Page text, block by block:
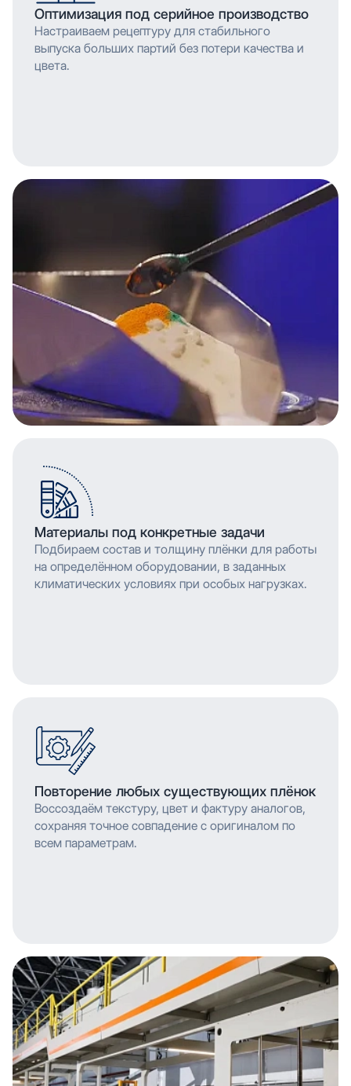
Оптимизация под серийное производство
Настраиваем рецептуру для стабильного
выпуска больших партий без потери качества и
цвета.
Материалы под конкретные задачи
Подбираем состав и толщину плёнки для работы
на определённом оборудовании, в заданных
климатических условиях при особых нагрузках.
Повторение любых существующих плёнок
Воссоздаём текстуру, цвет и фактуру аналогов,
сохраняя точное совпадение с оригиналом по
всем параметрам.